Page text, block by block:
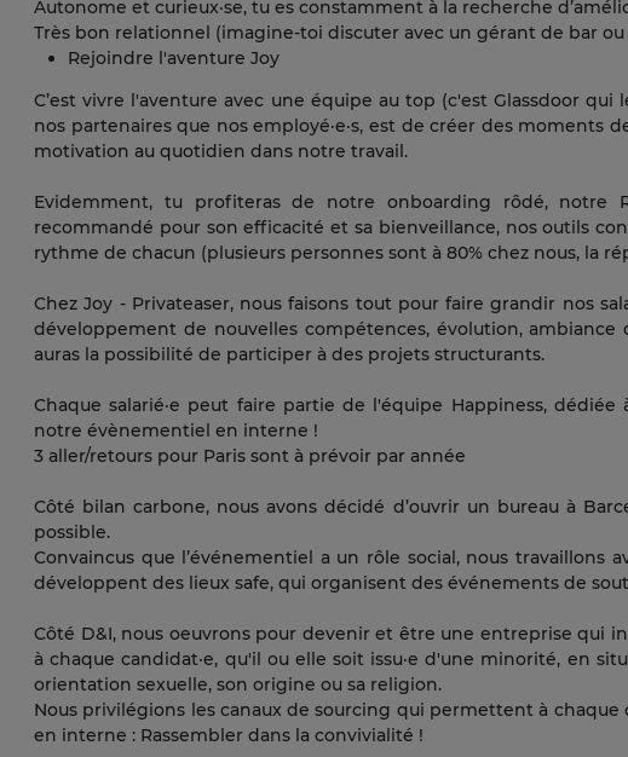
Autonome et curieux·se, tu es constamment à la recherche
Très bon relationnel (imagine-toi discuter avec un gérant de bar
Rejoindre l'aventure Joy
C’est vivre l'aventure avec une équipe au top (c'est Glassdoor
nos partenaires que nos employé·e·s, est de créer des
motivation au quotidien dans notre travail.
Evidemment, tu profiteras de notre onboarding rôdé, notre
recommandé pour son efficacité et sa bienveillance, nos outils
rythme de chacun (plusieurs personnes sont à 80% chez nous, la
Chez Joy - Privateaser, nous faisons tout pour faire grandir nos
développement de nouvelles compétences, évolution, ambiance
auras la possibilité de participer à des projets structurants.
Chaque salarié·e peut faire partie de l'équipe Happiness,
notre évènementiel en interne !
3 aller/retours pour Paris sont à prévoir par année
Côté bilan carbone, nous avons décidé d’ouvrir un bureau à
possible.
Convaincus que l’événementiel a un rôle social, nous travaillons
développent des lieux safe, qui organisent des événements de
Côté D&I, nous oeuvrons pour devenir et être une entreprise qui
à chaque candidat·e, qu'il ou elle soit issu·e d'une minorité, en
orientation sexuelle, son origine ou sa religion.
Nous privilégions les canaux de sourcing qui permettent à chaque
en interne : Rassembler dans la convivialité !